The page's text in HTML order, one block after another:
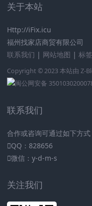
关于本站
Http://iFix.icu
福州找家店商贸有限公司
联系我们 | 网站地图 | 标
Copyright © 2023 本站由 Z-
闽公网安备
联系我们
合作或咨询可通过如下方式
QQ：828656
微信：y-d-m-s
关注我们